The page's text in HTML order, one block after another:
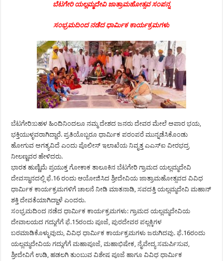
ಬೆಟಗೇರಿ ಯಲ್ಲಮ್ಮದೇವಿ ಜಾತ್ರಾಮಹೋತ್ಸವ ಸಂಪನ್ನ
ಸಂಭ್ರಮದಿಂದ ನಡೆದ ಧಾರ್ಮಿಕ ಕಾರ್ಯಕ್ರಮಗಳು
ಬೆಟಗೇರಿ:ಬಹಳ ಹಿಂದಿನಿಂದಲೂ ನಮ್ಮ ದೇಶದ ಜನರು ದೇವರ ಮೇಲೆ ಅಪಾರ ಭಯ,
ಭಕ್ತಿಯುಳ್ಳವರಾಗಿದ್ದಾರೆ. ಪ್ರತಿಯೊಬ್ಬರೂ ಧಾರ್ಮಿಕ ಪರಂಪರೆ ಮುನ್ನಡೆಸಿಕೊಂಡು
ಹೋಗುವ ಅಗತ್ಯವಿದೆ ಎಂದು ಪೊಲೀಸ್ ಇಲಾಖೆಯ ನಿವೃತ್ತ ಎಎಸ್‍ಐ ವೀರಭದ್ರ
ನೀಲಣ್ಣವರ ಹೇಳಿದರು.
ಭಾರತ ಹುಣ್ಣಿಮೆ ಪ್ರಯುಕ್ತ ಗೋಕಾಕ ತಾಲೂಕಿನ ಬೆಟಗೇರಿ ಗ್ರಾಮದ ಯಲ್ಲಮ್ಮದೇವಿ
ದೇವಸ್ಥಾನದಲ್ಲಿ ಫೆ.16 ರಂದು ಆಯೋಜಿಸಿದ ಶ್ರೀದೇವಿಯ ಜಾತ್ರಾಮಹೋತ್ಸವದ ವಿವಿಧ
ಧಾರ್ಮಿಕ ಕಾರ್ಯಕ್ರಮಗಳಿಗೆ ಚಾಲನೆ ನೀಡಿ ಮಾತನಾಡಿ, ಸವದತ್ತಿ ಯಲ್ಲಮ್ಮದೇವಿ ಮಹಾನ್
ಶಕ್ತಿ ದೇವತೆಯಾಗಿದ್ದಾಳೆ ಎಂದರು.
ಸಂಭ್ರಮದಿಂದ ನಡೆದ ಧಾರ್ಮಿಕ ಕಾರ್ಯಕ್ರಮಗಳು: ಗ್ರಾಮದ ಯಲ್ಲಮ್ಮದೇವಿಯ
ದೇವಾಲಯದ ಗದ್ಗುಗೆಗೆ ಫೆ.15ರಂದು ಪೂಜೆ, ಪುರದೇವರ ಪಲ್ಲಕ್ಕಿಗಳ
ಬರಮಾಡಿಕೊಳ್ಳುವುದು, ವಿವಿಧ ಧಾರ್ಮಿಕ ಕಾರ್ಯಕ್ರಮಗಳು ಜರುಗಿದವು. ಫೆ.16ರಂದು
ಯಲ್ಲಮ್ಮದೇವಿಯ ಗದ್ಗುಗೆಗೆ ಮಹಾಪೂಜೆ, ಮಹಾಭಿಷೇಕ, ನೈವೇದ್ಯ ಸಮರ್ಪಿಸುವ,
ಶ್ರೀದೇವಿಗೆ ಉಡಿ, ಹಡಲಗಿ ತುಂಬುವ ವಿಶೇಷ ಪೂಜೆ ಹಾಗೂ ವಿವಿಧ ಧಾರ್ಮಿಕ